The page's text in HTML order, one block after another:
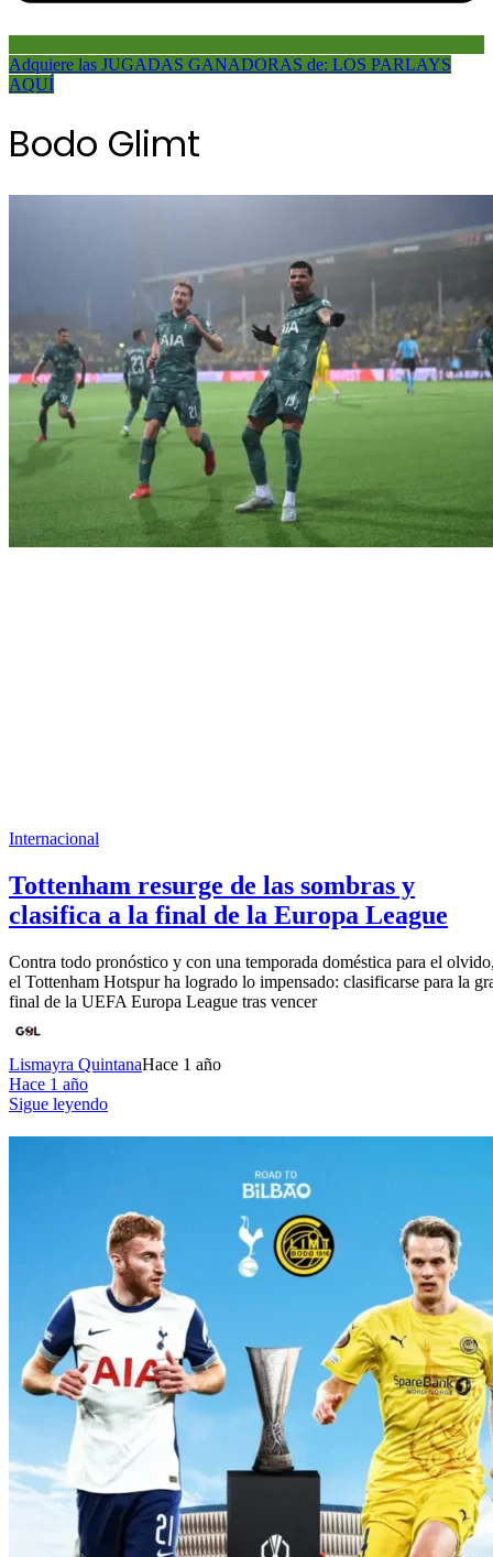
Adquiere las JUGADAS GANADORAS de: LOS PARLAYS
AQUÍ
Bodo Glimt
Internacional
Tottenham resurge de las sombras y
clasifica a la final de la Europa League
Contra todo pronóstico y con una temporada doméstica para el
el Tottenham Hotspur ha logrado lo impensado: clasificarse para la
final de la UEFA Europa League tras vencer
Lismayra QuintanaHace 1 año
Hace 1 año
Sigue leyendo